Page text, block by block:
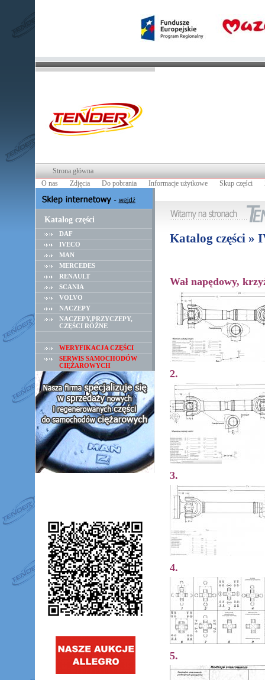
Strona główna
O nas
Zdjęcia Do pobrania Informacje użytkowe Skup części
Katalog części
DAF
IVECO
MAN
MERCEDES
RENAULT
SCANIA
VOLVO
NACZEPY
NACZEPY,PRZYCZEPY,
CZĘŚCI RÓŻNE
WERYFIKACJA CZĘŚCI
SERWIS SAMOCHODÓW
CIĘŻAROWYCH
Katalog części »
Wał napędowy,
2.
3.
4.
5.